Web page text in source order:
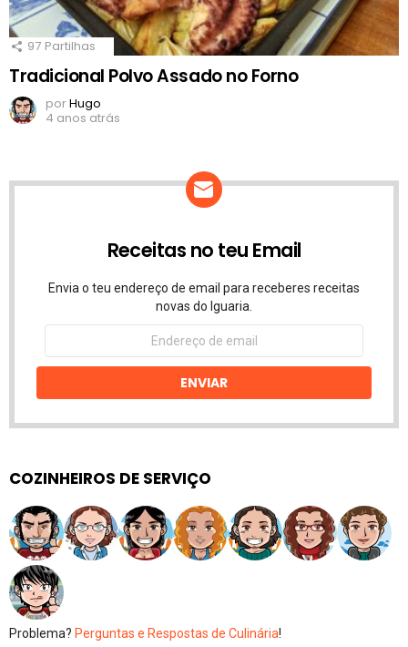
97 Partilhas
Tradicional Polvo Assado no Forno
porHugo
4 anos atrás
Receitas no teu Email
Envia o teu endereço de email para receberes receitas
novas do Iguaria.
Endereço
email
ENVIAR
COZINHEIROS DE SERVIÇO
Problema? Perguntas e Respostas de Culinária!